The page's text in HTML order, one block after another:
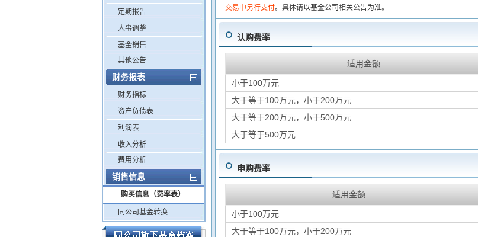
定期报告
人事调整
基金销售
其他公告
财务报表
财务指标
资产负债表
利润表
收入分析
费用分析
销售信息
购买信息（费率表）
同公司基金转换
交易中另行支付。具体请以基金公司相关公告为准。
认购费率
适用金额
小于100万元
大于等于100万元，小于200万元
大于等于200万元，小于500万元
大于等于500万元
申购费率
适用金额
小于100万元
大于等于100万元，小于200万元